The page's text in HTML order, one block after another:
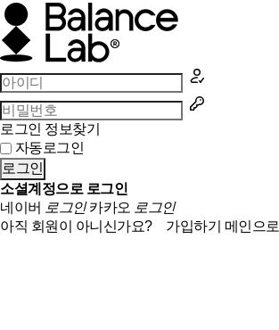
로그인 정보찾기
자동로그인
로그인
소셜계정으로 로그인
네이버 로그인 카카오 로그인
아직 회원이 아니신가요? 가입하기 메인으로